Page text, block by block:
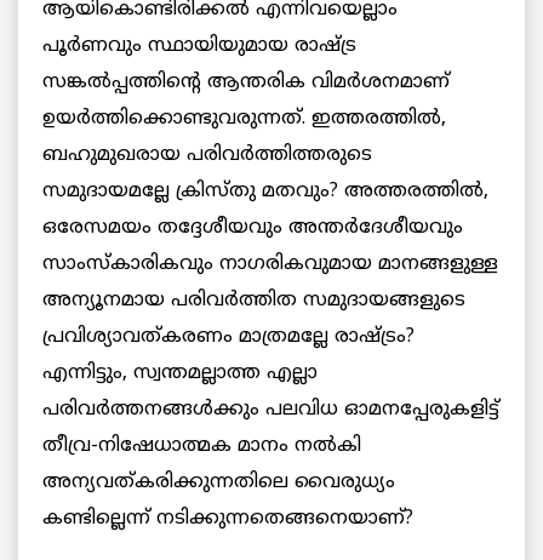
ആയികൊണ്ടിരിക്കൽ എന്നിവയെല്ലാം
പൂർണവും സ്ഥായിയുമായ രാഷ്ട്ര
സങ്കൽപ്പത്തിന്റെ ആന്തരിക വിമർശനമാണ്
ഉയർത്തിക്കൊണ്ടുവരുന്നത്. ഇത്തരത്തിൽ,
ബഹുമുഖരായ പരിവർത്തിത്തരുടെ
സമുദായമല്ലേ ക്രിസ്തു മതവും? അത്തരത്തിൽ,
ഒരേസമയം തദ്ദേശീയവും അന്തർദേശീയവും
സാംസ്കാരികവും നാഗരികവുമായ മാനങ്ങളുള്ള
അന്യൂനമായ പരിവർത്തിത സമുദായങ്ങളുടെ
പ്രവിശ്യാവത്കരണം മാത്രമല്ലേ രാഷ്ട്രം?
എന്നിട്ടും, സ്വന്തമല്ലാത്ത എല്ലാ
പരിവർത്തനങ്ങൾക്കും പലവിധ ഓമനപ്പേരുകളിട്ട്
തീവ്ര-നിഷേധാത്മക മാനം നൽകി
അന്യവത്കരിക്കുന്നതിലെ വൈരുധ്യം
കണ്ടില്ലെന്ന് നടിക്കുന്നതെങ്ങനെയാണ്?